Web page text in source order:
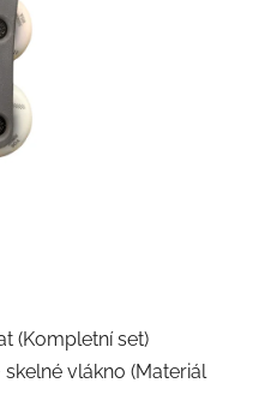
(Kompletní set)
skelné vlákno (Materiál